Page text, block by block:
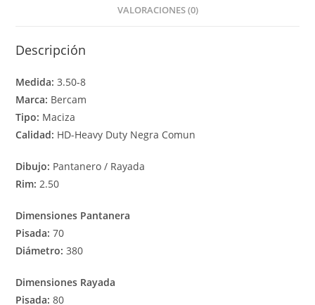
VALORACIONES (0)
Descripción
Medida: 3.50-8
Marca: Bercam
Tipo: Maciza
Calidad: HD-Heavy Duty Negra Comun
Dibujo: Pantanero / Rayada
Rim: 2.50
Dimensiones Pantanera
Pisada: 70
Diámetro: 380
Dimensiones Rayada
Pisada: 80